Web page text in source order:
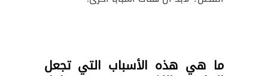
ما هي هذه الأسباب التي تجعل